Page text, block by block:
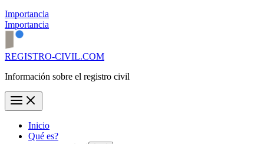
Importancia
Importancia
REGISTRO-CIVIL.COM
Información sobre el registro civil
Inicio
Qué es?